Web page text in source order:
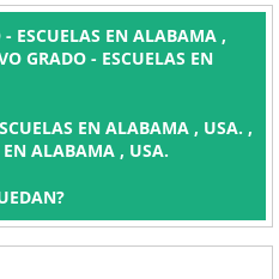
- ESCUELAS EN ALABAMA ,
GRADO - ESCUELAS EN
EN ALABAMA , USA. ,
EN ALABAMA , USA.